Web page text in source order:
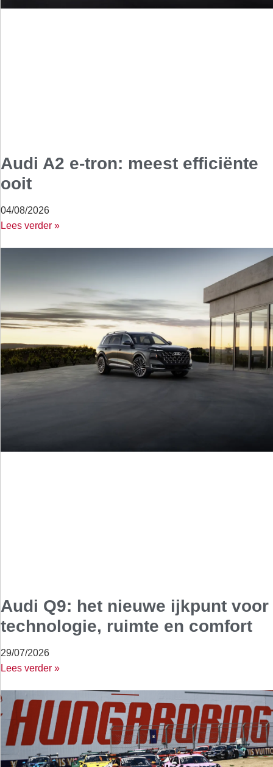
Audi A2 e-tron: meest efficiënte
ooit
04/08/2026
Lees verder »
Audi Q9: het nieuwe ijkpunt voor
technologie, ruimte en comfort
29/07/2026
Lees verder »